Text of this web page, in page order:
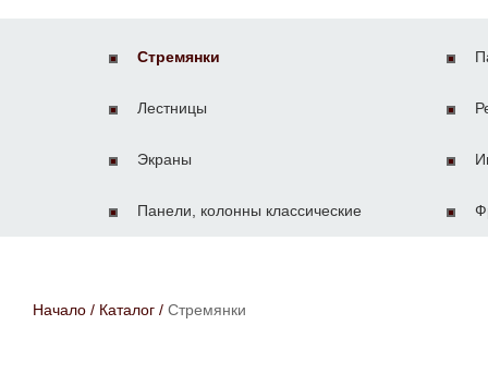
Стремянки
Лестницы
Экраны
Панели, колонны классические
Начало / Каталог / Стремянки